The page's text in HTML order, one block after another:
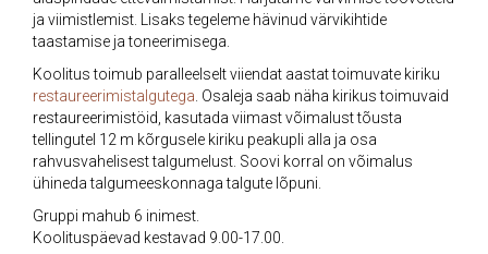
ja viimistlemist. Lisaks tegeleme hävinud värvikihtide
taastamise ja toneerimisega.
Koolitus toimub paralleelselt viiendat aastat toimuvate kiriku
restaureerimistalgutega . Osaleja saab näha kirikus toimuvaid
restaureerimistöid, kasutada viimast võimalust tõusta
tellingutel 12 m kõrgusele kiriku peakupli alla ja osa
rahvusvahelisest talgumelust. Soovi korral on võimalus
ühineda talgumeeskonnaga talgute lõpuni.
Gruppi mahub 6 inimest.
Koolituspäevad kestavad 9.00-17.00.